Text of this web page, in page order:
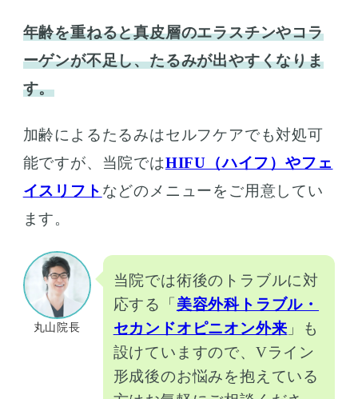
年齢を重ねると真皮層のエラスチンやコラ
ーゲンが不足し、たるみが出やすくなりま
す。
加齢によるたるみはセルフケアでも対処可
能ですが、当院ではHIFU（ハイフ）やフェ
イスリフト などのメニューをご用意してい
ます。
丸山院長
当院では術後のトラブルに対
応する「 美容外科トラブル・
セカンドオピニオン外来 」も
設けていますので、Vライン
形成後のお悩みを抱えている